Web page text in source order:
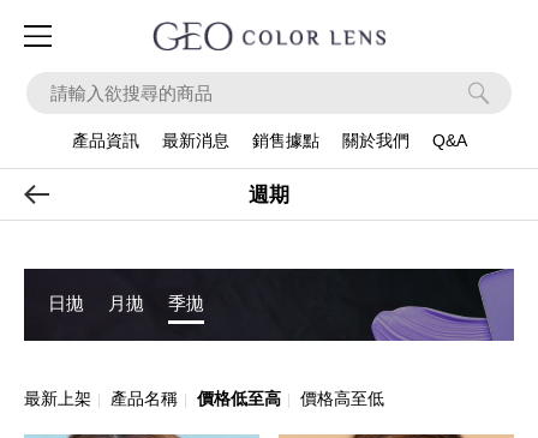
產品系列
產品資訊 最新消息 銷售據點 關於我們 Q&A
週期
日拋 月拋 季拋
最新上架 產品名稱 價格低至高 價格高至低